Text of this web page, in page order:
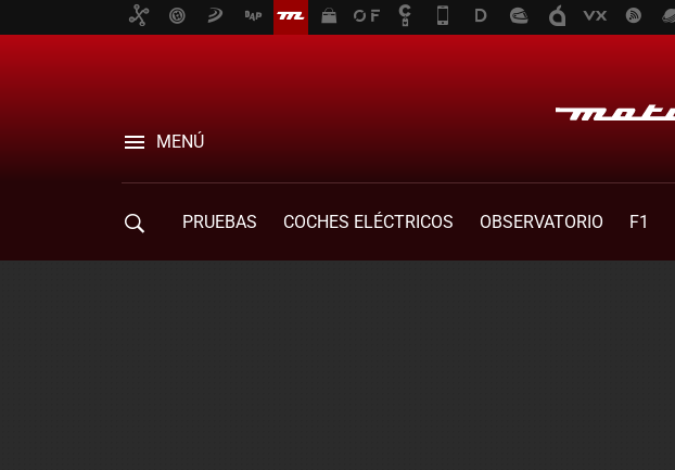
MENÚ
PRUEBAS COCHES ELÉCTRICOS OBSERVATORIO F1